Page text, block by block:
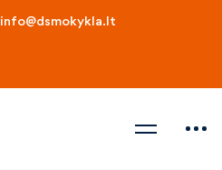
info@dsmokykla.lt